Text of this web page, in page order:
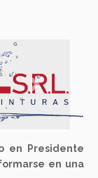
Next
en Presidente
en una